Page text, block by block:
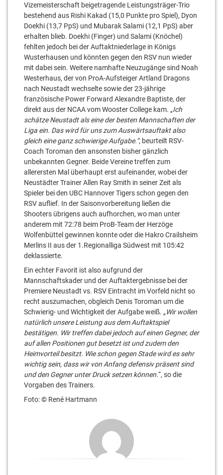
Vizemeisterschaft beigetragende Leistungsträger-Trio
bestehend aus Rishi Kakad (15,0 Punkte pro Spiel), Dyon
Doekhi (13,7 PpS) und Mubarak Salami (12,1 PpS) aber
erhalten blieb. Doekhi (Finger) und Salami (Knöchel)
fehlten jedoch bei der Auftaktniederlage in Königs
Wusterhausen und könnten gegen den RSV nun wieder
mit dabei sein. Weitere namhafte Neuzugänge sind Noah
Westerhaus, der von ProA-Aufsteiger Artland Dragons
nach Neustadt wechselte sowie der 23-jährige
französische Power Forward Alexandre Baptiste, der
direkt aus der NCAA vom Wooster College kam. „Ich
schätze Neustadt als eine der besten Mannschaften der
Liga ein. Das wird für uns zum Auswärtsauftakt also
gleich eine ganz schwierige Aufgabe.“, beurteilt RSV-
Coach Toroman den ansonsten bisher gänzlich
unbekannten Gegner. Beide Vereine treffen zum
allerersten Mal überhaupt erst aufeinander, wobei der
Neustädter Trainer Allen Ray Smith in seiner Zeit als
Spieler bei den UBC Hannover Tigers schon gegen den
RSV auflief. In der Saisonvorbereitung ließen die
Shooters übrigens auch aufhorchen, wo man unter
anderem mit 72:78 beim ProB-Team der Herzöge
Wolfenbüttel gewinnen konnte oder die Hakro Crailsheim
Merlins II aus der 1.Regionalliga Südwest mit 105:42
deklassierte.
Ein echter Favorit ist also aufgrund der
Mannschaftskader und der Auftaktergebnisse bei der
Premiere Neustadt vs. RSV Eintracht im Vorfeld nicht so
recht auszumachen, obgleich Denis Toroman um die
Schwierig- und Wichtigkeit der Aufgabe weiß. „Wir wollen
natürlich unsere Leistung aus dem Auftaktspiel
bestätigen. Wir treffen dabei jedoch auf einen Gegner, der
auf allen Positionen gut besetzt ist und zudem den
Heimvorteil besitzt. Wie schon gegen Stade wird es sehr
wichtig sein, dass wir von Anfang defensiv präsent sind
und den Gegner unter Druck setzen können.“, so die
Vorgaben des Trainers.
Foto: © René Hartmann